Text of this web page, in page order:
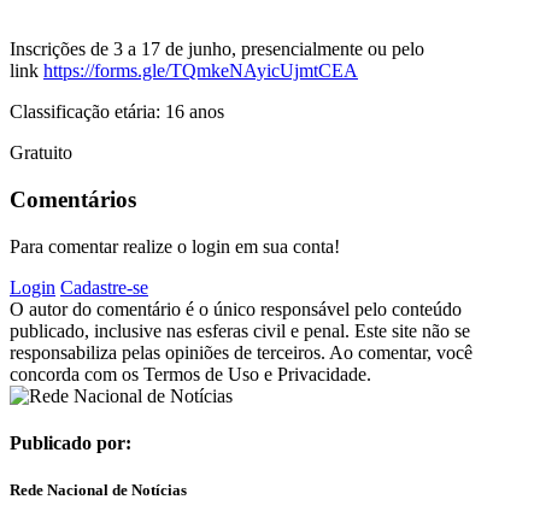
Inscrições de 3 a 17 de junho, presencialmente ou pelo
link https://forms.gle/TQmkeNAyicUjmtCEA
Classificação etária: 16 anos
Gratuito
Comentários
Para comentar realize o login em sua conta!
Login Cadastre-se
O autor do comentário é o único responsável pelo conteúdo
publicado, inclusive nas esferas civil e penal. Este site não se
responsabiliza pelas opiniões de terceiros. Ao comentar, você
concorda com os Termos de Uso e Privacidade.
Publicado por:
Rede Nacional de Notícias